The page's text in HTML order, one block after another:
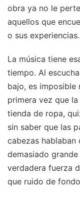
obra ya no le
aquellos que
o sus experiencias.
La música tiene
tiempo. Al
bajo, es imposible
primera vez que
tienda de ropa,
sin saber que las
cabezas hablaban
demasiado
verdadera fuerza
que ruido de